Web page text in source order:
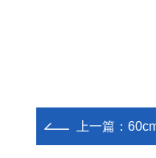
上一篇：